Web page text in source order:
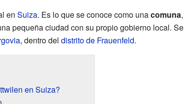
en Suiza. Es lo que se conoce como unacomuna,
pequeña ciudad con su propio gobierno local. Se
, dentro del distrito de Frauenfeld.
en Suiza?